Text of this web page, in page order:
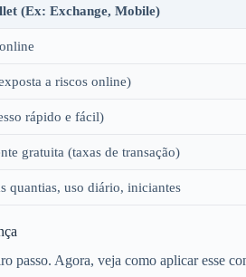
(Ex: Exchange, Mobile)
a riscos online)
rápido e fácil)
gratuita (taxas de transação)
quantias, uso diário, iniciantes
passo. Agora, veja como aplicar esse